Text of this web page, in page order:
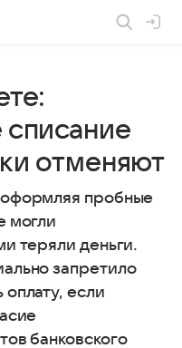
списание
отменяют
оформляя пробные
могли
теряли деньги.
запретило
если
банковского